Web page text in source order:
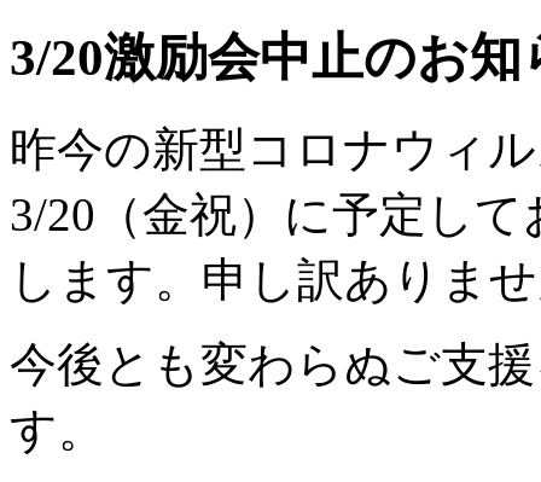
3/20激励会中止のお知
昨今の新型コロナウィ
3/20（金祝）に予定し
します。申し訳ありま
今後とも変わらぬご支
す。